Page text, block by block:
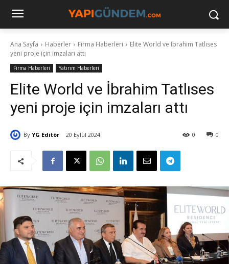
Ana Sayfa Haberler Firma Haberleri
Elite World ve İbrahim Tatlıses
yeni proje için imzaları attı
Firma Haberleri Yatırım Haberleri
Elite World ve İbrahim Tatlıses
yeni proje için imzaları attı
By YG Editör 20 Eylül 2024 0
0